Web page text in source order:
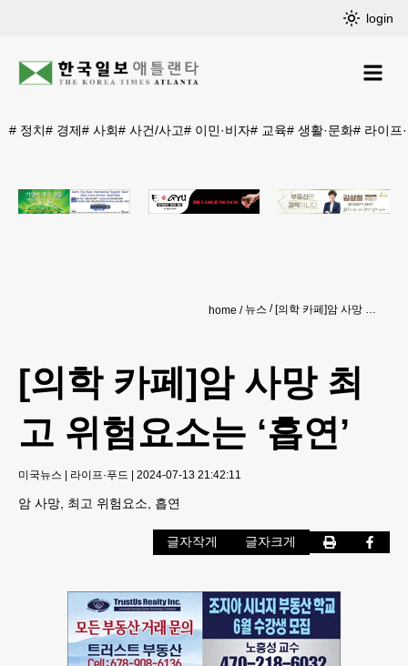
login
# 정치# 경제# 사회# 사건/사고# 이민·비자# 교육# 생활·문화# 라이프
home 뉴스 [의학 카페]암 사망 최고 위험요소는 ‘흡연’
[의학 카페]암 사망 최
고 위험요소는 ‘흡연’
미국뉴스 | 라이프·푸드 | 2024-07-13 21:42:11
암 사망, 최고 위험요소, 흡연
글자작게 글자크게